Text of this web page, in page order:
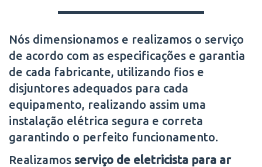
Nós dimensionamos e realizamos o serviço
de acordo com as especificações e garantia
de cada fabricante, utilizando fios e
disjuntores adequados para cada
equipamento, realizando assim uma
instalação elétrica segura e correta
garantindo o perfeito funcionamento.
Realizamos serviço de eletricista para ar